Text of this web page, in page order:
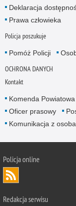
Deklaracja
Prawa człowieka
Policja poszukuje
Pomóż Policji
OCHRONA DANYCH
Kontakt
Komenda
Oficer prasowy
Komunikacja z
Policja online
Redakcja serwisu